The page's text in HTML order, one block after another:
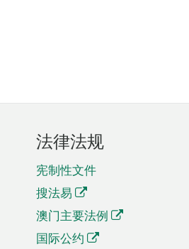
法律法规
宪制性文件
搜法易
澳门主要法例
国际公约